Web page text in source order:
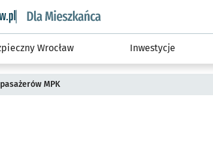
wroclaw.pl podserwis: Dla mieszkańca
Wrocław Inwestycje
MPK